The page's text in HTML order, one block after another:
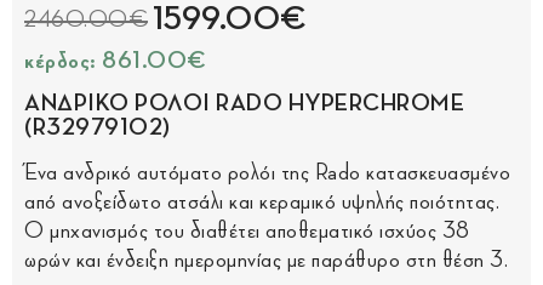
2460.00€ 1599.00€
κέρδος: 861.00€
ΑΝΔΡΙΚΟ ΡΟΛΟΙ RADO HYPERCHROME
(R32979102)
Ένα ανδρικό αυτόματο ρολόι της Rado κατασκευασμένο
από ανοξείδωτο ατσάλι και κεραμικό υψηλής ποιότητας.
Ο μηχανισμός του διαθέτει αποθεματικό ισχύος 38
ωρών και ένδειξη ημερομηνίας με παράθυρο στη θέση 3.